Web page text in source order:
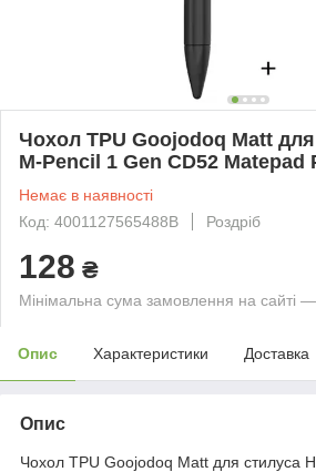
Чохол TPU Goojodoq Matt
M-Pencil 1 Gen CD52 Matepad
Немає в наявності
Код: 4001127565488B
Роздріб
128 ₴
Мінімальна сума замовлення на сайті
Опис Характеристики Доставка
Опис
Чохол TPU Goojodoq Matt для стилуса